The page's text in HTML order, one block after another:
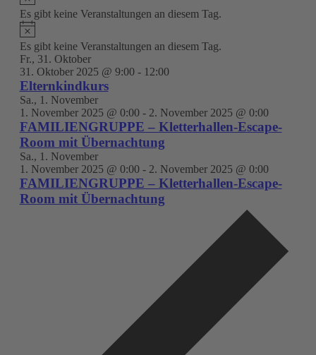
Es gibt keine Veranstaltungen an diesem Tag.
Hinweis
Es gibt keine Veranstaltungen an diesem Tag.
Fr., 31. Oktober
31. Oktober 2025 @ 9:00- 12:00
Elternkindkurs
Sa., 1. November
1. November 2025 @ 0:00- 2. November 2025 @ 0:00
FAMILIENGRUPPE – Kletterhallen-Escape-
Room mit Übernachtung
Sa., 1. November
1. November 2025 @ 0:00- 2. November 2025 @ 0:00
FAMILIENGRUPPE – Kletterhallen-Escape-
Room mit Übernachtung